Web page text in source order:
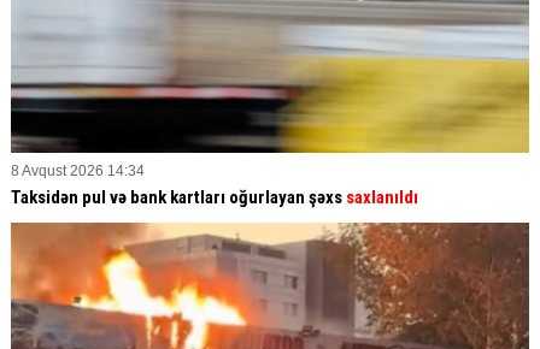
8 Avqust 2026 14:34
Taksidən pul və bank kartları oğurlayan şəxs saxlanıldı